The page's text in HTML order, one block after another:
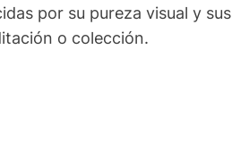
por su pureza visual y sus
o colección.